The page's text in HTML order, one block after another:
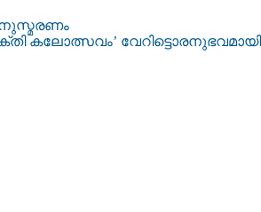
കലോത്സവം’ വേറിട്ടൊരനുഭവമായി